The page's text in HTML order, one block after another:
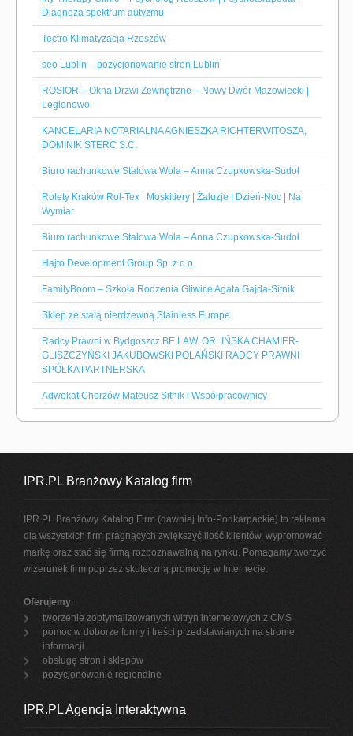
Diagnoza spektrum autyzmu
Tectro Klimatyzacja Rzeszów
seo Lublin – pozycjonowanie stron Lublin
ROSIOR – Okna Drzwi Zewnętrzne – Nowy Dwór Mazowiecki |
Legionowo
KANCELARIA NOTARIALNA AGNIESZKA RICHTERWITOSZA,
DOMINIK STERC S.C.
Biuro rachunkowe Stalowa Wola – Anna Czupkowska-Sudoł
Rolety Kraków Rol-Tex | Moskitiery | Żaluzje | Dzień-Noc | Na
Wymiar
Biuro rachunkowe Stalowa Wola – Anna Czupkowska-Sudoł
Hajto Development Group Sp. z o.o.
FamilyBoom – Szkoła Rodzenia Gliwice Agata Gajda-Sitnik
Sklep ze stalą nierdzewną Stainless Europe
Radcy Prawni w Bydgoszcz BE LAW. ORLIŃSKA CHAMIER-
GLISZCZYŃSKI JAKUBOWSKI POLAŃSKI RADCY PRAWNI
SPÓŁKA PARTNERSKA
Adwokat Chorzów Mateusz Sitnik i Współpracownicy
IPR.PL Branżowy Katalog firm
IPR.PL Branżowy Katalog Firm (dawniej Info-Podkarpackie) to reklama
dla wszystkich firm pragnących zwiększyć ilość klientów, wypromować
markę oraz stać się firmą rozpoznawalną na rynku. Pomagamy tworzyć
wizerunek firm poprzez skuteczną promocję w Internecie.
Oferujemy:
tworzenie zoptymalizowanych witryn internetowych z CMS
pomoc w doborze formy i treści przedstawianych na stronie
informacji
obsługę stron i sklepów
pozycjonowanie regionalne
IPR.PL Agencja Interaktywna